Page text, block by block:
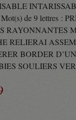
de 9 lettres :
RAYONNANTES
RELIERAI
BORDER
SOULIERS